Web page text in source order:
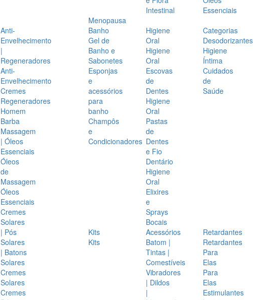
Intestinal
Essenciais
Menopausa
Anti-
Envelhecimento
|
Regeneradores
Anti-
Envelhecimento
Cremes
Regeneradores
Homem
Barba
Massagem
| Óleos
Essenciais
Óleos
de
Massagem
Óleos
Essenciais
Cremes
Solares
| Pós
Solares
| Batons
Solares
Cremes
Solares
Cremes
Banho
Gel de
Banho e
Sabonetes
Esponjas
e
acessórios
para
banho
Champôs
e
Condicionadores
Higiene
Oral
Higiene
Oral
Escovas
de
Dentes
Higiene
Oral
Pastas
de
Dentes
e Fio
Dentário
Higiene
Oral
Elixires
e
Sprays
Bocais
Categorias
Desodorizantes
Higiene
Íntima
Cuidados
de
Saúde
Kits
Kits
Acessórios
Batom |
Tintas |
Comestíveis
Vibradores
| Dildos
|
Retardantes
Retardantes
Para
Elas
Para
Elas
Estimulantes